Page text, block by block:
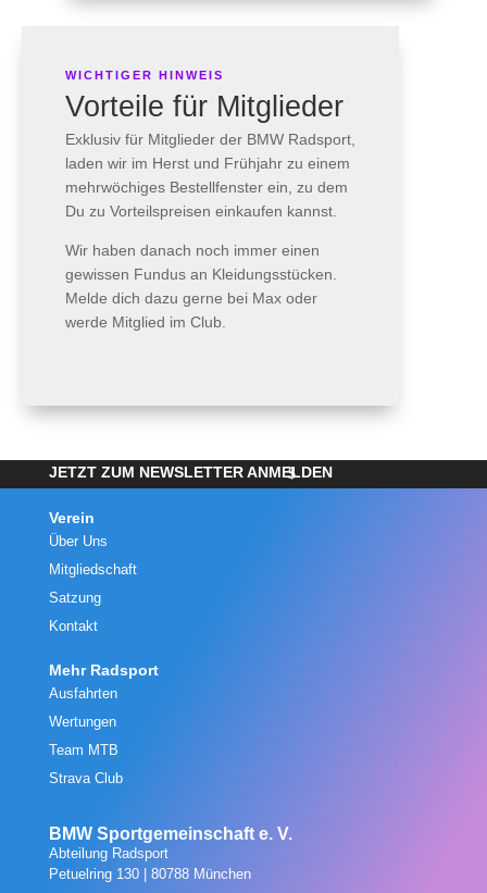
WICHTIGER HINWEIS
Vorteile für Mitglieder
Exklusiv für Mitglieder der BMW Radsport,
laden wir im Herst und Frühjahr zu einem
mehrwöchiges Bestellfenster ein, zu dem
Du zu Vorteilspreisen einkaufen kannst.
Wir haben danach noch immer einen
gewissen Fundus an Kleidungsstücken.
Melde dich dazu gerne bei Max oder
werde Mitglied im Club.
JETZT ZUM NEWSLETTER ANMELDEN
Verein
Über Uns
Mitgliedschaft
Satzung
Kontakt
Mehr Radsport
Ausfahrten
Wertungen
Team MTB
Strava Club
BMW Sportgemeinschaft e. V.
Abteilung Radsport
Petuelring 130 | 80788 München